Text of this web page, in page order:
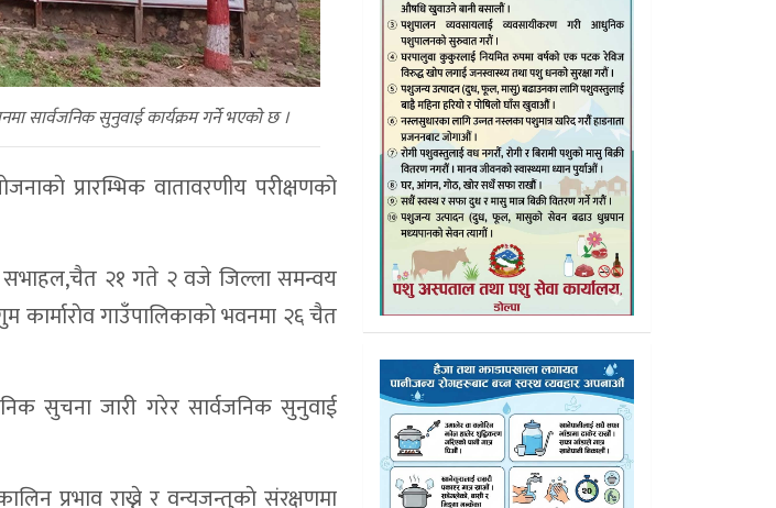
सार्वजनिक सुनुवाई कार्यक्रम गर्ने भएकाे छ ।
प्रारम्भिक वातावरणीय परीक्षणको
सभाहल,चैत २१ गते २ वजे जिल्ला समन्वय
गाउँपालिकाकाे भवनमा २६ चैत
सुचना जारी गरेर सार्वजनिक सुनुवाई
प्रभाव राख्ने र वन्यजन्तुकाे संरक्षणमा